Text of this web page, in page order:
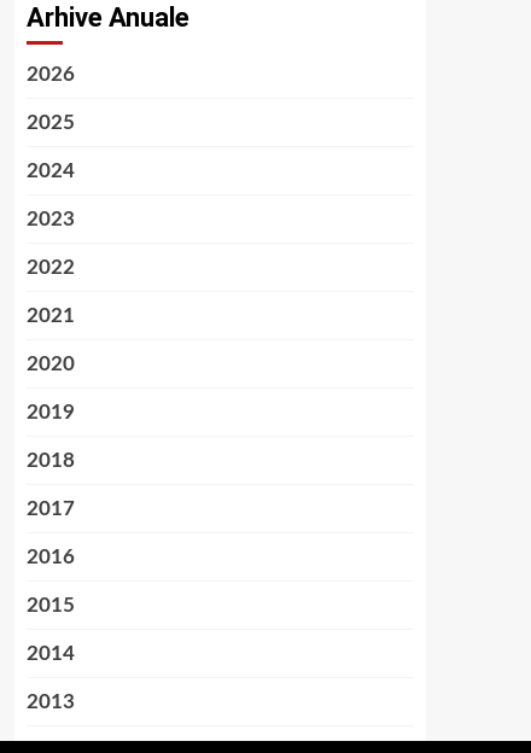
Arhive Anuale
2026
2025
2024
2023
2022
2021
2020
2019
2018
2017
2016
2015
2014
2013